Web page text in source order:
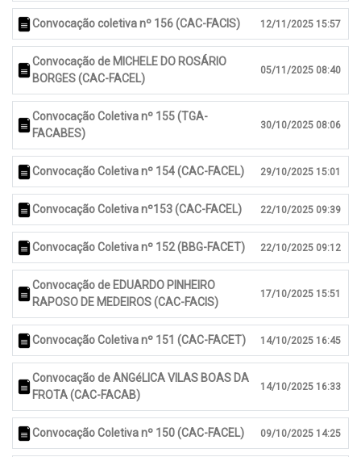
Convocação coletiva nº 156 (CAC-FACIS) 12/11/2025 15:57
Convocação de MICHELE DO ROSÁRIO
BORGES (CAC-FACEL)
05/11/2025 08:40
Convocação Coletiva nº 155 (TGA-
FACABES)
30/10/2025 08:06
Convocação Coletiva nº 154 (CAC-FACEL) 29/10/2025 15:01
Convocação Coletiva nº153 (CAC-FACEL) 22/10/2025 09:39
Convocação Coletiva nº 152 (BBG-FACET) 22/10/2025 09:12
Convocação de EDUARDO PINHEIRO
RAPOSO DE MEDEIROS (CAC-FACIS)
17/10/2025 15:51
Convocação Coletiva nº 151 (CAC-FACET) 14/10/2025 16:45
Convocação de ANGéLICA VILAS BOAS DA
FROTA (CAC-FACAB)
14/10/2025 16:33
Convocação Coletiva nº 150 (CAC-FACEL) 09/10/2025 14:25